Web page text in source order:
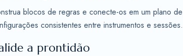
blocos de regras e conecte-os em um plano
consistentes entre instrumentos e sessões.
a prontidão